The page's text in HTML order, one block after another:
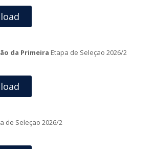
da Primeira Etapa de Seleçao 2026/2
de Seleçao 2026/2